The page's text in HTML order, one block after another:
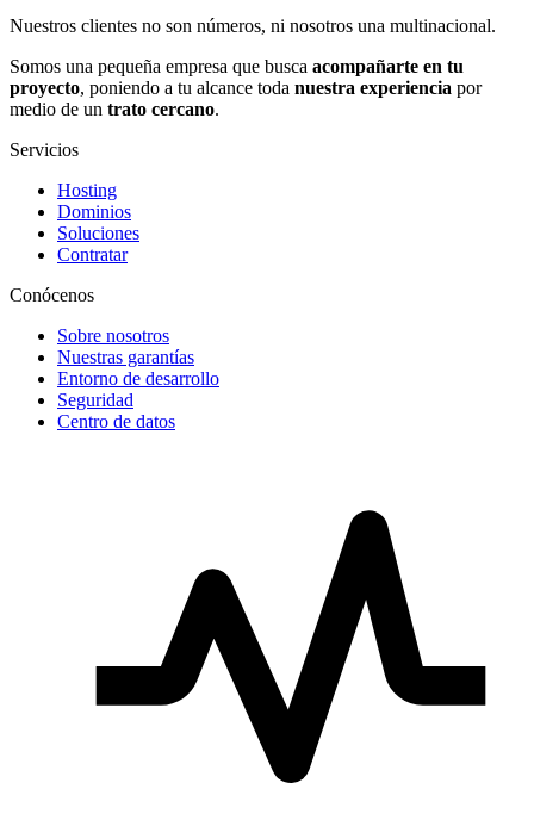
Nuestros clientes no son números, ni nosotros una multinacional.
Somos una pequeña empresa que busca acompañarte en tu
proyecto, poniendo a tu alcance toda nuestra experiencia por
medio de un trato cercano.
Servicios
Hosting
Dominios
Soluciones
Contratar
Conócenos
Sobre nosotros
Nuestras garantías
Entorno de desarrollo
Seguridad
Centro de datos